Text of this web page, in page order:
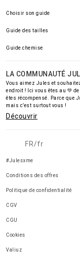
Choisir son guide
Guide des tailles
Guide chemise
LA COMMUNAUTÉ
Vous aimez Jules et
endroit ! Ici vous êtes au 💚
êtes récompensé. Parce que
mais c’est surtout vous !
Découvrir
FR/fr
#Julesxme
Conditions des offres
Politique de confidentialité
CGV
CGU
Cookies
Valiuz